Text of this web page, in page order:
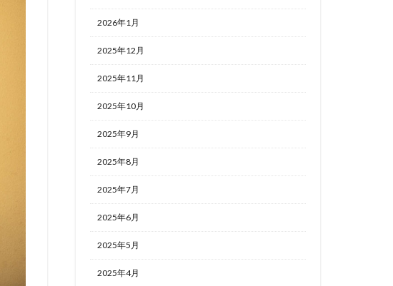
2026年1月
2025年12月
2025年11月
2025年10月
2025年9月
2025年8月
2025年7月
2025年6月
2025年5月
2025年4月